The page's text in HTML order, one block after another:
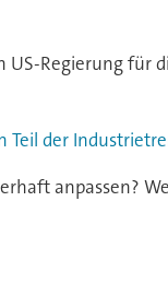
US-Regierung für
Teil der
anpassen?